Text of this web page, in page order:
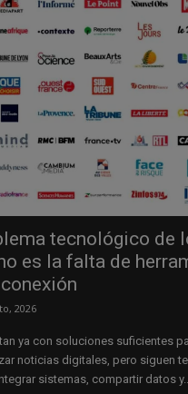
tecnológico de
es la falta de
2026
ya con soluciones suficientes
noticias digitales, pero siguen
sistemas, compartir datos